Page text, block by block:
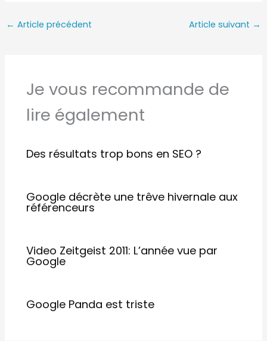
← Article précédent Article suivant →
Je vous recommande de
lire également
Des résultats trop bons en SEO ?
Google décrète une trêve hivernale aux
référenceurs
Video Zeitgeist 2011: L’année vue par
Google
Google Panda est triste